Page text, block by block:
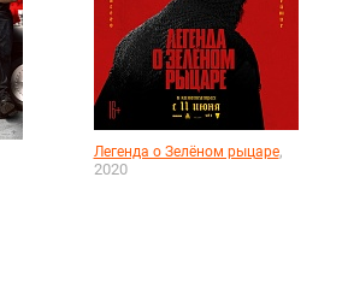
Легенда о Зелёном рыцаре,
2020